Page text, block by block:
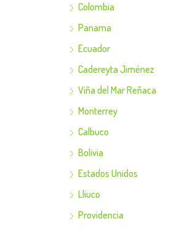
Colombia
Panama
Ecuador
Cadereyta Jiménez
Viña del Mar Reñaca
Monterrey
Calbuco
Bolivia
Estados Unidos
Lliuco
Providencia